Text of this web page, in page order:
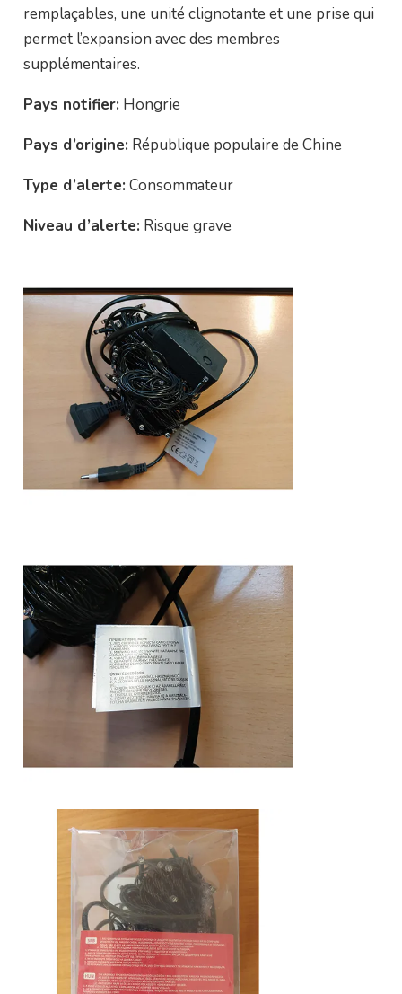
remplaçables, une unité clignotante et une prise qui
permet l’expansion avec des membres
supplémentaires.
Pays notifier: Hongrie
Pays d’origine: République populaire de Chine
Type d’alerte: Consommateur
Niveau d’alerte: Risque grave